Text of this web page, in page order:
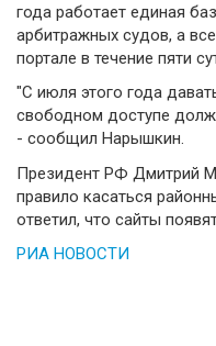
года работает единая
арбитражных судов, а
портале в течение пяти
"С июля этого года
свободном доступе
- сообщил Нарышкин.
Президент РФ Дмитрий
правило касаться
ответил, что сайты
РИА НОВОСТИ